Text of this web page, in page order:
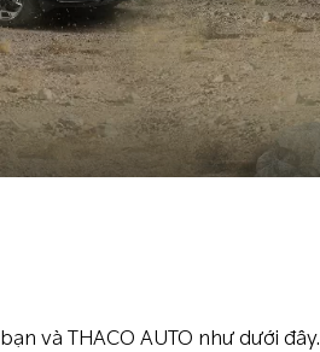
và THACO AUTO như dưới đây.